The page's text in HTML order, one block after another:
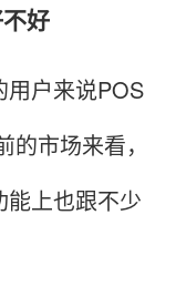
好
户来说POS
市场来看，
上也跟不少